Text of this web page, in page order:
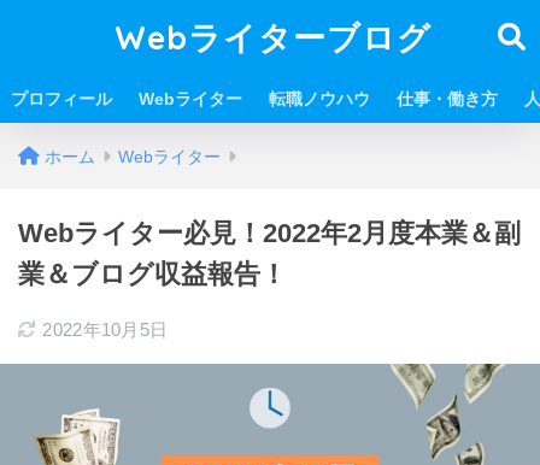
Webライターブログ
プロフィール Webライター 転職ノウハウ 仕事・働き方
ホーム Webライター
Webライター必見！2022年2月度本業＆副
業＆ブログ収益報告！
2022年10月5日